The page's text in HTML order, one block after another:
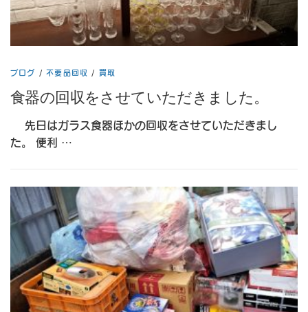
ブログ /不要品回収 / 買取
食器の回収をさせていただきました。
先日はガラス食器ほかの回収をさせていただきまし
た。 便利 …